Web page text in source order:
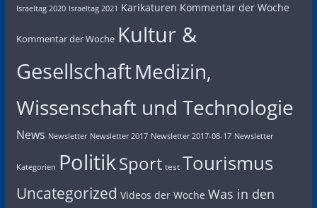
Israeltag 2020 Israeltag 2021 Karikaturen Kommentar der Woche
Kommentar der Woche Kultur &
GesellschaftMedizin,
Wissenschaft und Technologie
News Newsletter Newsletter 2017 Newsletter 2017-08-17 Newsletter
Kategorien PolitikSport test Tourismus
Uncategorized Videos der Woche Was in den